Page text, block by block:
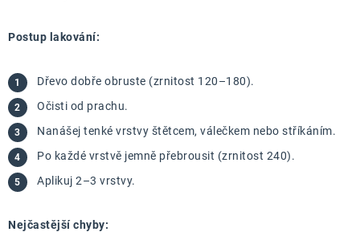
Postup lakování:
Dřevo dobře obruste (zrnitost 120–180).
Očisti od prachu.
Nanášej tenké vrstvy štětcem, válečkem nebo stříkáním.
Po každé vrstvě jemně přebrousit (zrnitost 240).
Aplikuj 2–3 vrstvy.
Nejčastější chyby: